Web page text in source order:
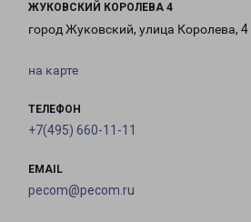
ЖУКОВСКИЙ КОРОЛЕВА 4
город Жуковский, улица Королева, 4
на карте
ТЕЛЕФОН
+7(495) 660-11-11
EMAIL
pecom@pecom.ru